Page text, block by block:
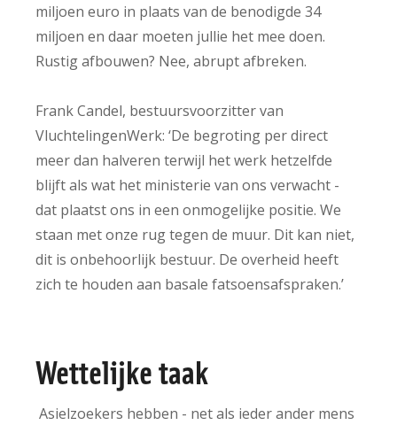
miljoen euro in plaats van de benodigde 34
miljoen en daar moeten jullie het mee doen.
Rustig afbouwen? Nee, abrupt afbreken.
Frank Candel, bestuursvoorzitter van
VluchtelingenWerk: ‘De begroting per direct
meer dan halveren terwijl het werk hetzelfde
blijft als wat het ministerie van ons verwacht -
dat plaatst ons in een onmogelijke positie. We
staan met onze rug tegen de muur. Dit kan niet,
dit is onbehoorlijk bestuur. De overheid heeft
zich te houden aan basale fatsoensafspraken.’
Wettelijke taak
Asielzoekers hebben - net als ieder ander mens